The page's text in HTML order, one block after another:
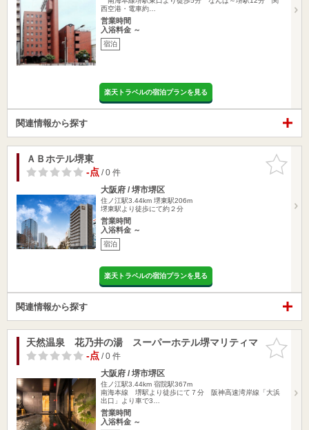
西空港・電車約…
営業時間
入浴料金 ～
宿泊
楽天トラベルの宿泊プランを見る
関連情報から探す
お気に入
りに追加
ＡＢホテル堺東
-点/ 0 件
大阪府 / 堺市堺区
住ノ江駅3.44km 堺東駅206m
堺東駅より徒歩にて約２分
営業時間
入浴料金 ～
宿泊
楽天トラベルの宿泊プランを見る
関連情報から探す
お気に入
りに追加
天然温泉 花乃井の湯 スーパーホテル堺マリティマ
-点/ 0 件
大阪府 / 堺市堺区
住ノ江駅3.44km 宿院駅367m
南海本線 堺駅より徒歩にて７分 阪神高速湾岸線「大浜
出口」より車で3…
営業時間
入浴料金 ～